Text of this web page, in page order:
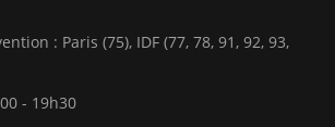
: Paris (75), IDF (77, 78, 91, 92, 93,
- 19h30